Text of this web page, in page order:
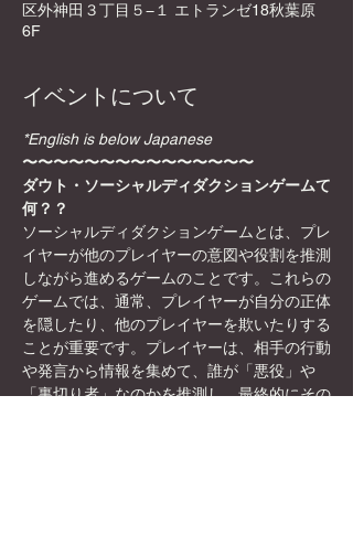
区外神田３丁目５−１ エトランゼ18秋葉原
6F
イベントについて
*English is below Japanese
〜〜〜〜〜〜〜〜〜〜〜〜〜〜〜
ダウト・ソーシャルディダクションゲームて
何？？
ソーシャルディダクションゲームとは、プレ
イヤーが他のプレイヤーの意図や役割を推測
しながら進めるゲームのことです。これらの
ゲームでは、通常、プレイヤーが自分の正体
を隠したり、他のプレイヤーを欺いたりする
ことが重要です。プレイヤーは、相手の行動
や発言から情報を集めて、誰が「悪役」や
「裏切り者」なのかを推測し、最終的にその